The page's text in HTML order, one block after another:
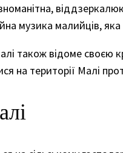
музика малийців,
також відоме своєю
на території Малі